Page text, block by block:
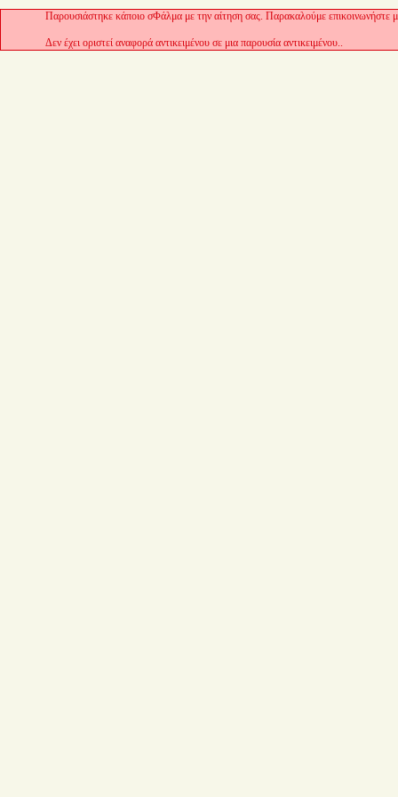
Παρουσιάστηκε κάποιο σΦάλμα με την αίτηση σας. Παρακαλούμε επικοινωνήστε
Δεν έχει οριστεί αναφορά αντικειμένου σε μια παρουσία αντικειμένου..